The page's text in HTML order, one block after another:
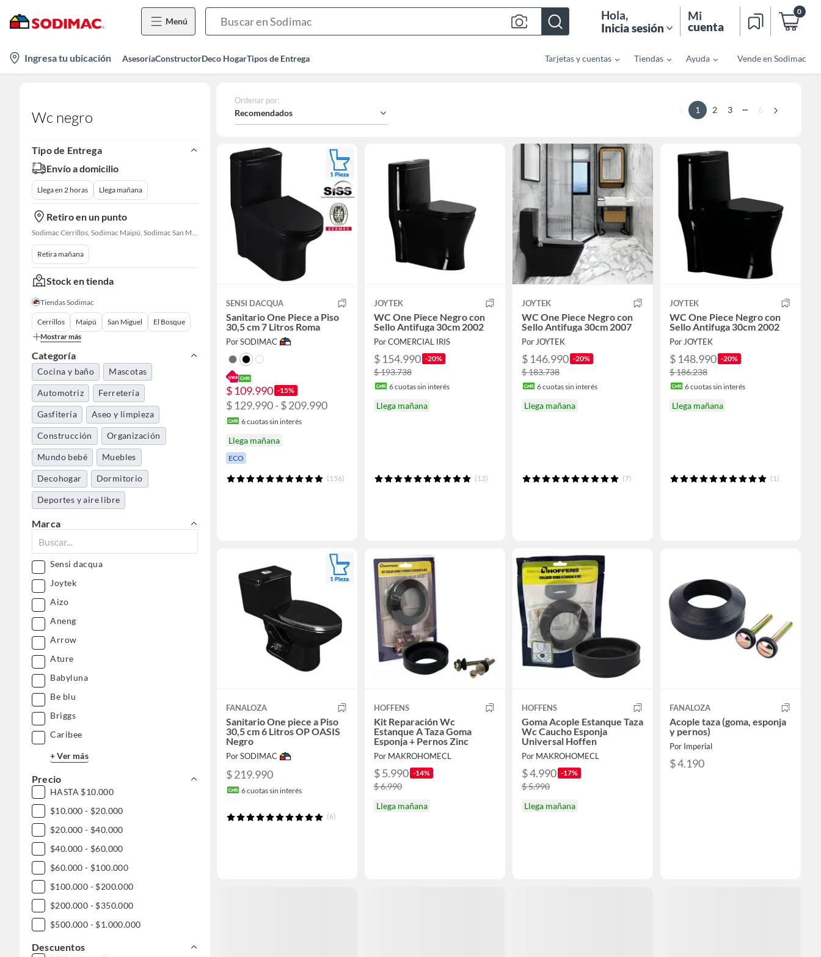
Menú
Bar
Hola,
Inicia sesión
Mi
cuenta
0
location-
icon
Ingresa tu ubicación AsesoríaConstructorDeco HogarTipos de Entrega Tarjetas y cuentas Tiendas Ayuda Vende en Sodimac
Wc negro
Tipo de Entrega
Envío a domicilio
Llega en 2 horas Llega mañana
Retiro en un punto
Sodimac Cerrillos, Sodimac Maipú, Sodimac San Miguel, Sodimac El Bosque, Sodimac San Bernardo, Constructor Cantagallo, Sodimac Talagante, Sodimac San Fernando
Retira mañana
Stock en tienda
Tiendas Sodimac
Cerrillos Maipú San Miguel
El Bosque
Mostrar más
Categoría
Cocina y baño Mascotas
Automotriz Ferretería
Gasfitería Aseo y limpieza
Construcción Organización
Mundo bebé Muebles
Decohogar Dormitorio
Deportes y aire libre
Marca
Sensi dacqua
Joytek
Aizo
Aneng
Arrow
Ature
Babyluna
Be blu
Briggs
Caribee
+ Ver más
Precio
HASTA $10.000
$10.000 - $20.000
$20.000 - $40.000
$40.000 - $60.000
$60.000 - $100.000
$100.000 - $200.000
$200.000 - $350.000
$500.000 - $1.000.000
Descuentos
Ordenar por:
Recomendados 1 2 3 ... 6
SENSI DACQUA
Sanitario One Piece a Piso
30,5 cm 7 Litros Roma
Por SODIMAC
$ 109.990 -15%
$ 129.990 - $ 209.990
6cuotas sin interés
Llega mañana
ECO
(156)
JOYTEK
WC One Piece Negro con
Sello Antifuga 30cm 2002
Por COMERCIAL IRIS
$ 154.990 -20%
$ 193.738
6cuotas sin interés
Llega mañana
(12)
JOYTEK
WC One Piece Negro con
Sello Antifuga 30cm 2007
Por JOYTEK
$ 146.990 -20%
$ 183.738
6cuotas sin interés
Llega mañana
(7)
JOYTEK
WC One Piece Negro con
Sello Antifuga 30cm 2002
Por JOYTEK
$ 148.990 -20%
$ 186.238
6cuotas sin interés
Llega mañana
(1)
FANALOZA
Sanitario One piece a Piso
30,5 cm 6 Litros OP OASIS
Negro
Por SODIMAC
$ 219.990
6cuotas sin interés
(6)
HOFFENS
Kit Reparación Wc
Estanque A Taza Goma
Esponja + Pernos Zinc
Por MAKROHOMECL
$ 5.990 -14%
$ 6.990
Llega mañana
HOFFENS
Goma Acople Estanque Taza
Wc Caucho Esponja
Universal Hoffen
Por MAKROHOMECL
$ 4.990 -17%
$ 5.990
Llega mañana
FANALOZA
Acople taza (goma, esponja
y pernos)
Por Imperial
$ 4.190